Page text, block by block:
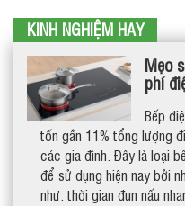
KINH NGHIỆM HAY
Mẹo
phí
Bếp
tốn gần 11% tổng lượng
các gia đình. Đây là loại
để sử dụng hiện nay bởi
như: thời gian đun nấu